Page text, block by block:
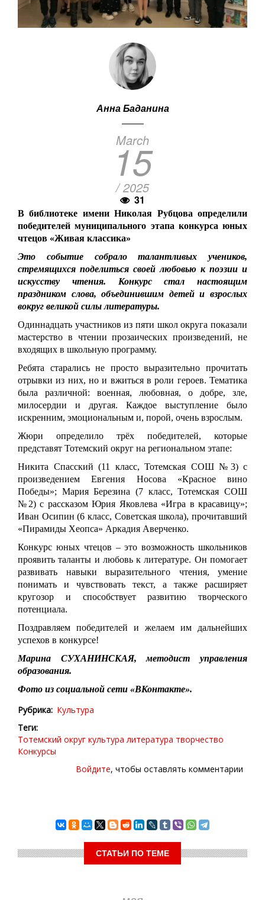
Анна Баданина
March
15
/ 2025
31
В библиотеке имени Николая Рубцова определили
победителей муниципального этапа конкурса юных
чтецов «Живая классика»
Это событие собрало талантливых учеников,
стремящихся поделиться своей любовью к поэзии и
искусству чтения. Конкурс стал настоящим
праздником слова, объединившим детей и взрослых
вокруг великой силы литературы.
Одиннадцать участников из пяти школ округа показали
мастерство в чтении прозаических произведений, не
входящих в школьную программу.
Ребята старались не просто выразительно прочитать
отрывки из них, но и вжиться в роли героев. Тематика
была различной: военная, любовная, о добре, зле,
милосердии и другая. Каждое выступление было
искренним, эмоциональным и, порой, очень взрослым.
Жюри определило трёх победителей, которые
представят Тотемский округ на региональном этапе:
Никита Спасский (11 класс, Тотемская СОШ №3) с
произведением Евгения Носова «Красное вино
Победы»; Мария Березина (7 класс, Тотемская СОШ
№2) с рассказом Юрия Яковлева «Игра в красавицу»;
Иван Осипин (6 класс, Советская школа), прочитавший
«Пирамиды Хеопса» Аркадия Аверченко.
Конкурс юных чтецов – это возможность школьников
проявить таланты и любовь к литературе. Он помогает
развивать навыки выразительного чтения, умение
понимать и чувствовать текст, а также расширяет
кругозор и способствует развитию творческого
потенциала.
Поздравляем победителей и желаем им дальнейших
успехов в конкурсе!
Марина СУХАНИНСКАЯ, методист управления
образования.
Фото из социальной сети «ВКонтакте».
Рубрика Культура
Теги
Тотемский округ культура литература творчество
Конкурсы
Войдите, чтобы оставлять комментарии
СТАТЬИ ПО ТЕМЕ